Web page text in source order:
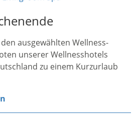
ausgewählten Wellness-
unserer Wellnesshotels
zu einem Kurzurlaub